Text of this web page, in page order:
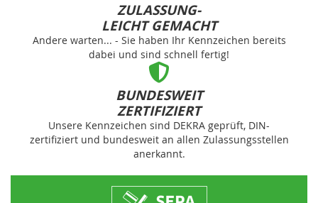
ZULASSUNG-
LEICHT GEMACHT
Andere warten... - Sie haben Ihr Kennzeichen bereits
dabei und sind schnell fertig!
BUNDESWEIT
ZERTIFIZIERT
Unsere Kennzeichen sind DEKRA geprüft, DIN-
zertifiziert und bundesweit an allen Zulassungsstellen
anerkannt.